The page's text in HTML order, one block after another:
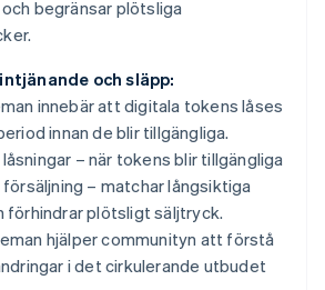
och begränsar plötsliga
och släpp:
innebär att digitala tokens låses
innan de blir tillgängliga.
– när tokens blir tillgängliga
– matchar långsiktiga
förhindrar plötsligt säljtryck.
hjälper communityn att förstå
i det cirkulerande utbudet